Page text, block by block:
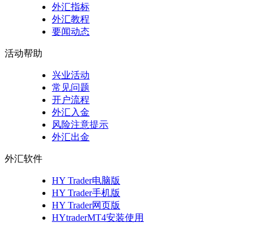
外汇指标
外汇教程
要闻动态
活动帮助
兴业活动
常见问题
开户流程
外汇入金
风险注意提示
外汇出金
外汇软件
HY Trader电脑版
HY Trader手机版
HY Trader网页版
HYtraderMT4安装使用